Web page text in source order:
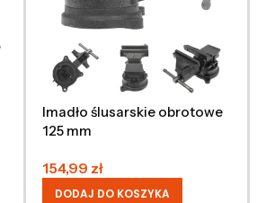
Imadło ślusarskie obrotowe
125 mm
154,99 zł
DODAJ DO KOSZYKA